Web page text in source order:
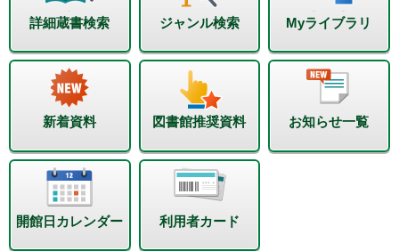
詳細蔵書検索 ジャンル検索 Myライブラリ
新着資料 図書館推奨資料 お知らせ一覧
開館日カレンダー 利用者カード